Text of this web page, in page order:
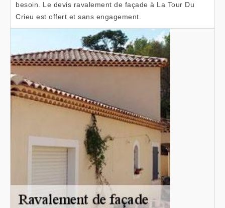
besoin. Le devis ravalement de façade à La Tour Du
Crieu est offert et sans engagement.